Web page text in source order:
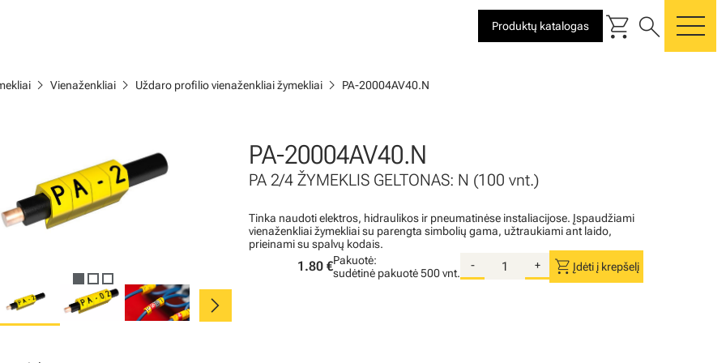
Produktų katalogas shopping_cart search
chevron_right Vienaženkliai chevron_right Uždaro profilio vienaženkliai žymekliai chevron_right PA-20004AV40.N
chevron_right
PA-20004AV40.N
PA 2/4 ŽYMEKLIS GELTONAS: N (100 vnt.)
Tinka naudoti elektros, hidraulikos ir pneumatinėse instaliacijose. Įspaudžiami
vienaženkliai žymekliai su parengta simbolių gama, užtraukiami ant laido,
prieinami su spalvų kodais.
1.80 €Pakuotė:
sudėtinė pakuotė500 vnt.
- + shopping_cart Įdėti į krepšelį